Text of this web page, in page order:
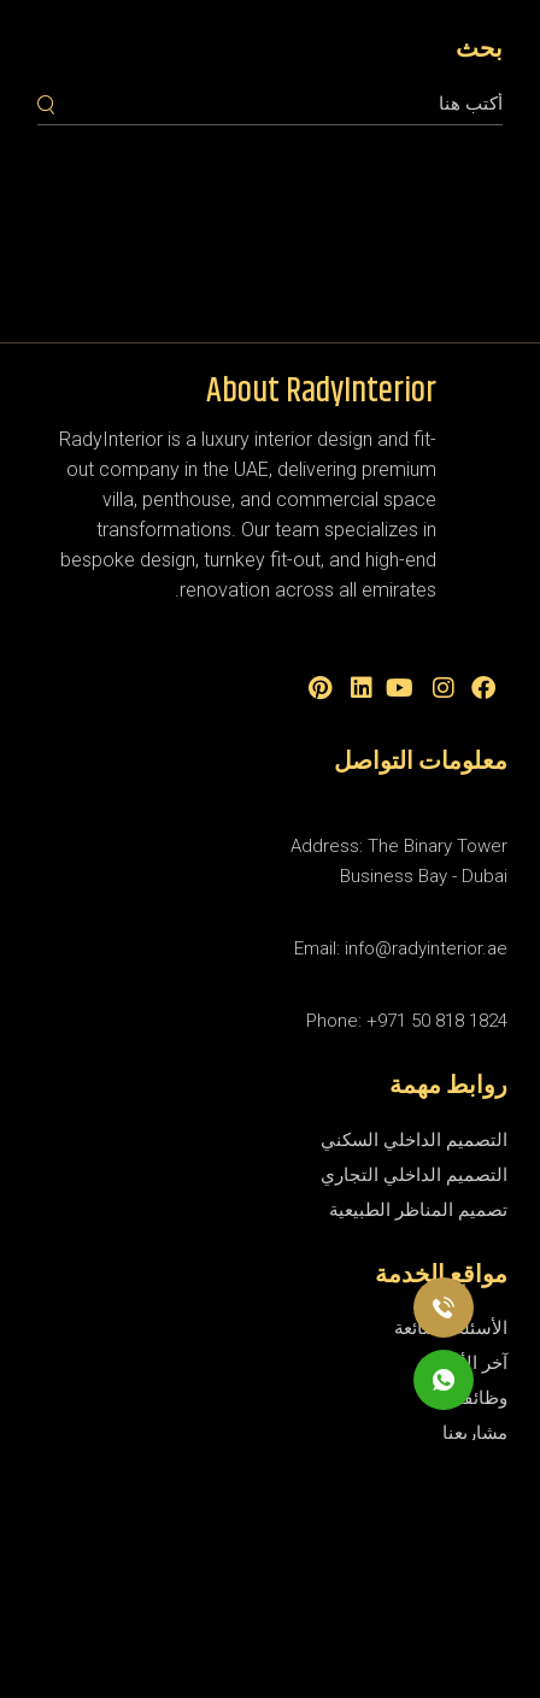
بحث
About RadyInterior
RadyInterior is a luxury interior design and fit-
out company in the UAE, delivering premium
villa, penthouse, and commercial space
transformations. Our team specializes in
bespoke design, turnkey fit-out, and high-end
renovation across all emirates.
معلومات التواصل
Address: The Binary Tower
Business Bay - Dubai
Email: info@radyinterior.ae
Phone: +971 50 818 1824
روابط مهمة
التصميم الداخلي السكني
التصميم الداخلي التجاري
تصميم المناظر الطبيعية
مواقع الخدمة
الأسئلة الشائعة
آخر الأخبار
وظائفنا
مشاريعنا